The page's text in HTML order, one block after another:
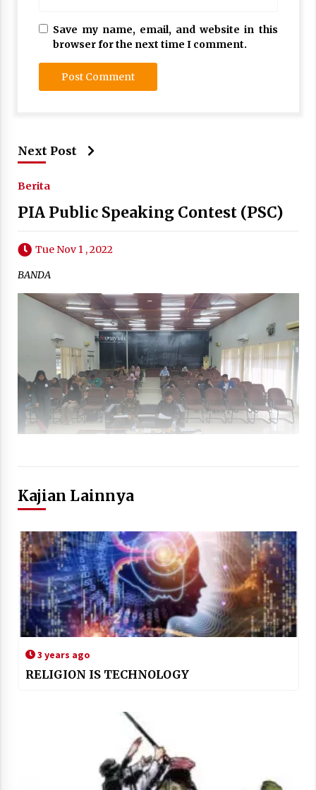
Save my name, email, and website in this
browser for the next time I comment.
Next Post
Berita
PIA Public Speaking Contest (PSC)
Tue Nov 1 , 2022
BANDA
Kajian Lainnya
3 years ago
RELIGION IS TECHNOLOGY